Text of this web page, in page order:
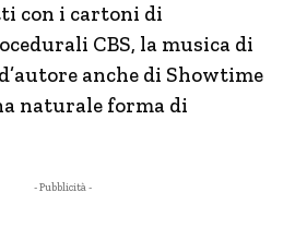
con i cartoni di
CBS, la musica di
anche di Showtime
naturale forma di
- Pubblicità -